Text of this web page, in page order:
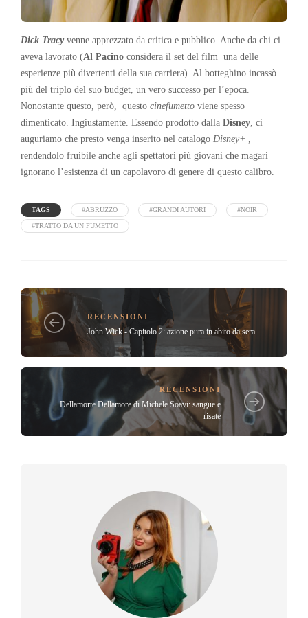
Dick Tracyvenne apprezzato da critica e pubblico. Anche da chi ci
aveva lavorato (Al Pacino considera il set del film una delle
esperienze più divertenti della sua carriera). Al botteghino incassò
più del triplo del suo budget, un vero successo per l’epoca.
Nonostante questo, però, questo cinefumetto viene spesso
dimenticato. Ingiustamente. Essendo prodotto dalla Disney , ci
auguriamo che presto venga inserito nel catalogo Disney+
rendendolo fruibile anche agli spettatori più giovani che magari
ignorano l’esistenza di un capolavoro di genere di questo calibro.
TAGS #ABRUZZO #GRANDI AUTORI #NOIR
#TRATTO DA UN FUMETTO
RECENSIONI
John Wick - Capitolo 2: azione pura in abito da sera
RECENSIONI
Dellamorte Dellamore di Michele Soavi: sangue e
risate